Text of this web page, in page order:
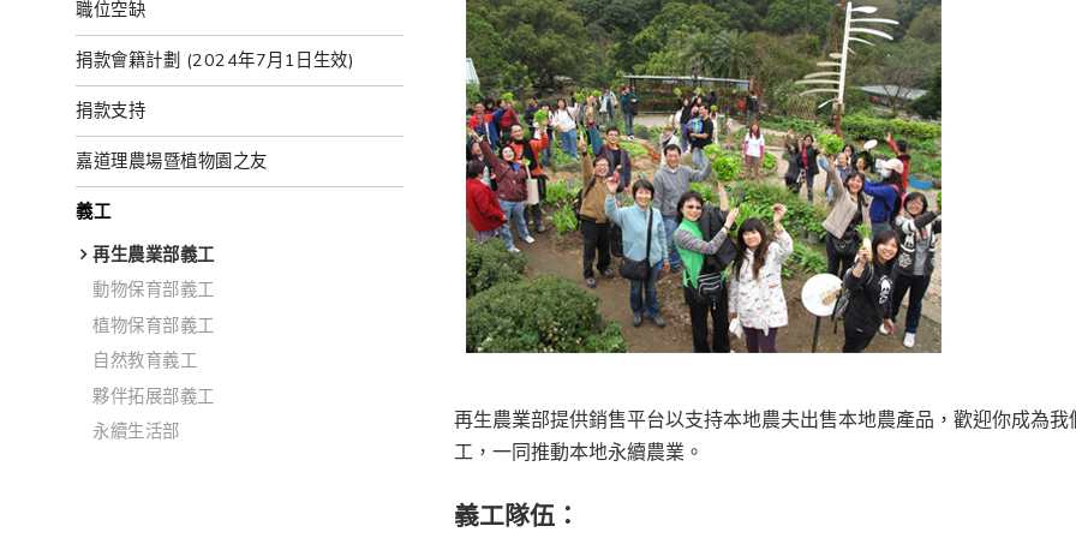
職位空缺
捐款會籍計劃 (2024年7月1日生效)
捐款支持
嘉道理農場暨植物園之友
義工
再生農業部義工
動物保育部義工
植物保育部義工
自然教育義工
夥伴拓展部義工
永續生活部
再生農業部提供銷售平台以支持本地農夫出售本地農產品，歡迎你成為我
工，一同推動本地永續農業。
義工隊伍：